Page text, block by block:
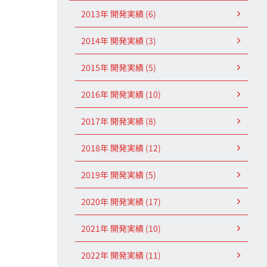
2013年 開発実績 (6)
2014年 開発実績 (3)
2015年 開発実績 (5)
2016年 開発実績 (10)
2017年 開発実績 (8)
2018年 開発実績 (12)
2019年 開発実績 (5)
2020年 開発実績 (17)
2021年 開発実績 (10)
2022年 開発実績 (11)